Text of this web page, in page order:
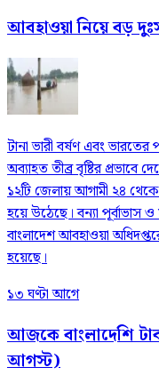
আবহাওয়া নিয়ে বড়
টানা ভারী বর্ষণ এবং
অব্যাহত তীব্র বৃষ্টির প্রভাবে
১২টি জেলায় আগামী ২৪ থেকে
হয়ে উঠেছে। বন্যা পূর্বাভাস
বাংলাদেশ আবহাওয়া
হয়েছে।
১৩ ঘণ্টা আগে
আজকে বাংলাদেশি
আগস্ট)